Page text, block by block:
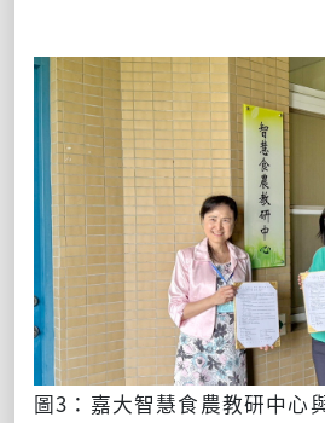
圖3：嘉大智慧食農教研中心